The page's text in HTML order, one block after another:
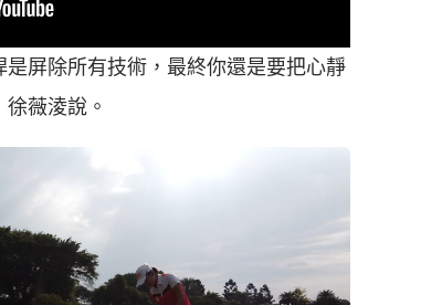
屏除所有技術，最終你還是要把心靜
薇淩說。